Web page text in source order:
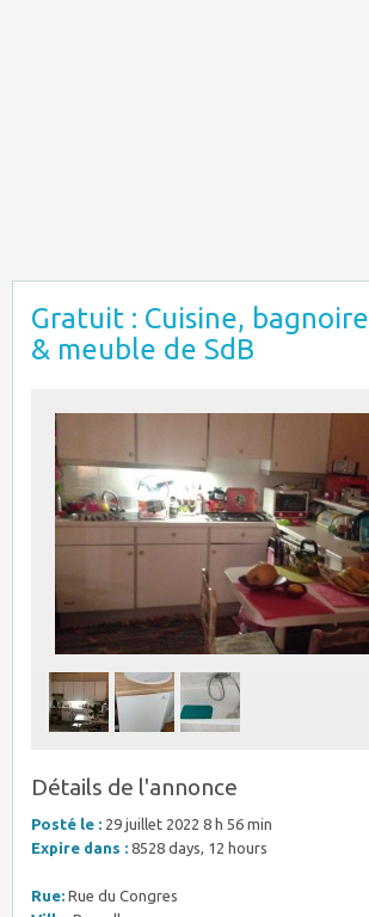
Gratuit : Cuisine, bagnoire
& meuble de SdB
Détails de l'annonce
Posté le : 29 juillet 2022 8 h 56 min
Expire dans : 8528 days, 12 hours
Rue: Rue du Congres